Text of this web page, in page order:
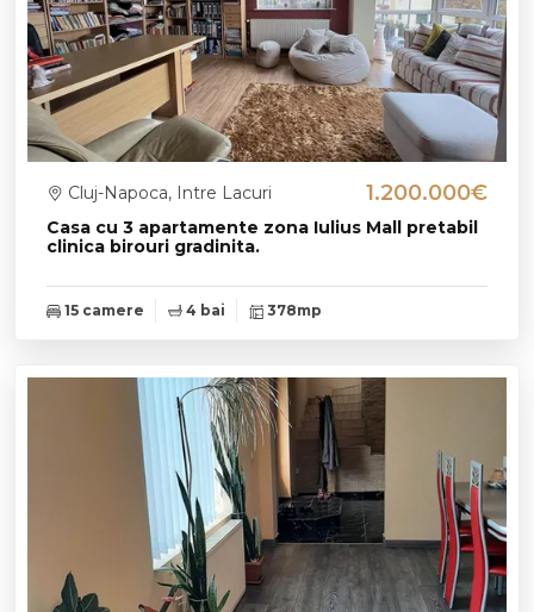
Casa cu 3 apartamente zona Iulius Mall pretabil
clinica birouri gradinita.
Cluj-Napoca, Intre Lacuri 1.200.000€
15 camere 4 bai 378mp